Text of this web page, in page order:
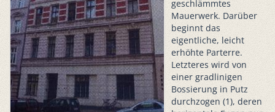
geschlämmtes
Mauerwerk. Darüber
beginnt das
eigentliche, leicht
erhöhte Parterre.
Letzteres wird von
einer gradlinigen
Bossierung in Putz
durchzogen (1), deren